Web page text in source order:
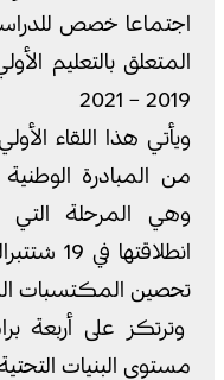
اجتماعا خصص
المتعلق بالتعليم
2019 – 2021
وهي المرحلة
تحصين المكتسبات
وترتكز على أربعة
مستوى البنيات